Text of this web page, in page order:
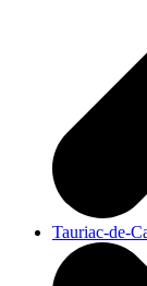
Tauriac-de-